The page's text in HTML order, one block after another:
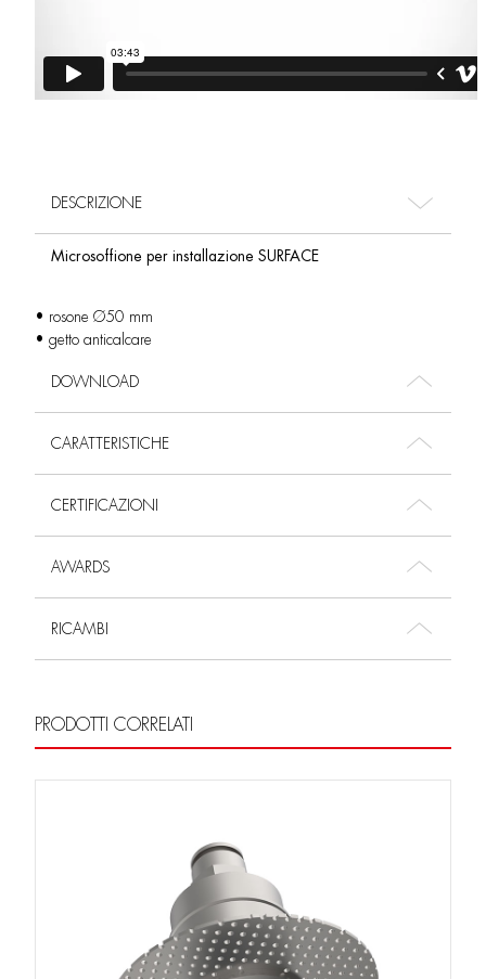
DESCRIZIONE
Microsoffione per installazione SURFACE
• rosone Ø50 mm
• getto anticalcare
DOWNLOAD
CARATTERISTICHE
CERTIFICAZIONI
AWARDS
RICAMBI
PRODOTTI CORRELATI